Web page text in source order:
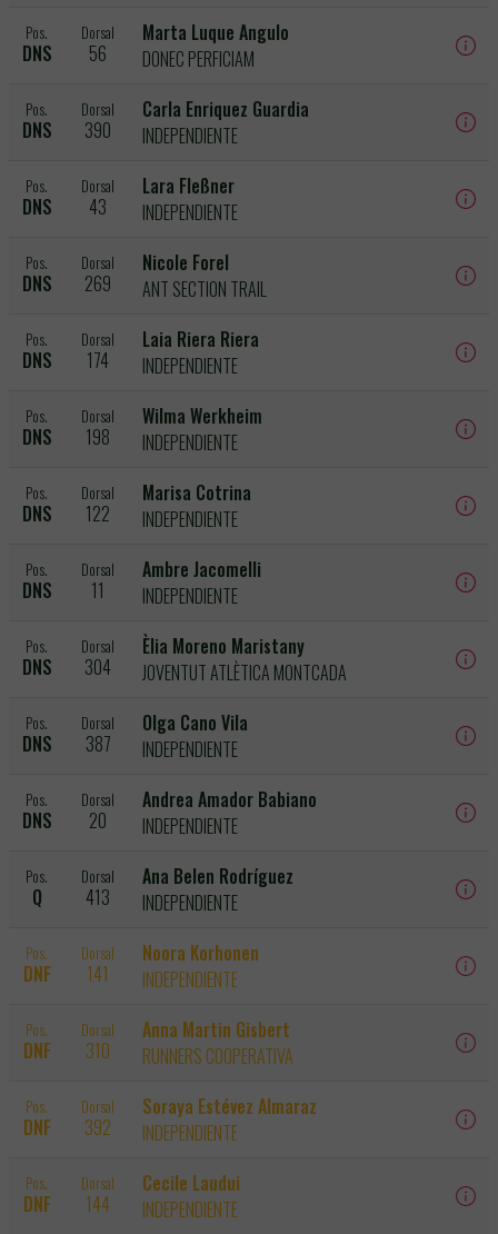
Pos.
DNS
Dorsal
56
Marta Luque Angulo
DONEC PERFICIAM
Pos.
DNS
Dorsal
390
Carla Enriquez Guardia
INDEPENDIENTE
Pos.
DNS
Dorsal
43
Lara Fleßner
INDEPENDIENTE
Pos.
DNS
Dorsal
269
Nicole Forel
ANT SECTION TRAIL
Pos.
DNS
Dorsal
174
Laia Riera Riera
INDEPENDIENTE
Pos.
DNS
Dorsal
198
Wilma Werkheim
INDEPENDIENTE
Pos.
DNS
Dorsal
122
Marisa Cotrina
INDEPENDIENTE
Pos.
DNS
Dorsal
11
Ambre Jacomelli
INDEPENDIENTE
Pos.
DNS
Dorsal
304
Èlia Moreno Maristany
JOVENTUT ATLÈTICA MONTCADA
Pos.
DNS
Dorsal
387
Olga Cano Vila
INDEPENDIENTE
Pos.
DNS
Dorsal
20
Andrea Amador Babiano
INDEPENDIENTE
Pos.
Q
Dorsal
413
Ana Belen Rodríguez
INDEPENDIENTE
Pos.
DNF
Dorsal
141
Noora Korhonen
INDEPENDIENTE
Pos.
DNF
Dorsal
310
Anna Martin Gisbert
RUNNERS COOPERATIVA
Pos.
DNF
Dorsal
392
Soraya Estévez Almaraz
INDEPENDIENTE
Pos.
DNF
Dorsal
144
Cecile Laudui
INDEPENDIENTE